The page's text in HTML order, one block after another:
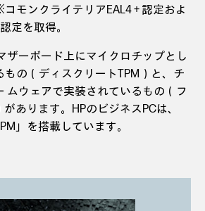
コモンクライテリアEAL4 + 認定およ
定を取得。
ザーボード上にマイクロチップとし
の（ディスクリートTPM）と、チ
ムウェアで実装されているもの（フ
あります。HPのビジネスPCは、
」を搭載しています。